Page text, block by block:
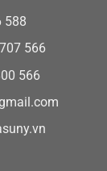
588
566
566